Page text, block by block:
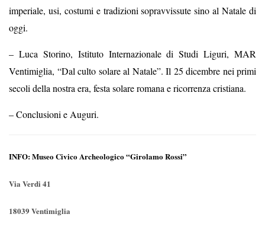
imperiale, usi, costumi e tradizioni sopravvissute sino al Natale di
oggi.
– Luca Storino, Istituto Internazionale di Studi Liguri, MAR
Ventimiglia, “Dal culto solare al Natale”. Il 25 dicembre nei primi
secoli della nostra era, festa solare romana e ricorrenza cristiana.
– Conclusioni e Auguri.
INFO: Museo Civico Archeologico “Girolamo Rossi”
Via Verdi 41
18039 Ventimiglia